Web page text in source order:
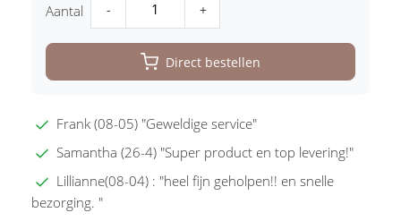
Aantal - +
Direct bestellen
Frank (08-05) "Geweldige service"
Samantha (26-4) "Super product en top levering!"
Lillianne(08-04) : "heel fijn geholpen!! en snelle
bezorging. "